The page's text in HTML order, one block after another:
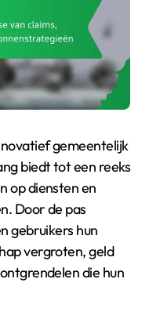
gemeentelijk
biedt tot een reeks
op diensten en
Door de pas
gebruikers hun
vergroten, geld
die hun